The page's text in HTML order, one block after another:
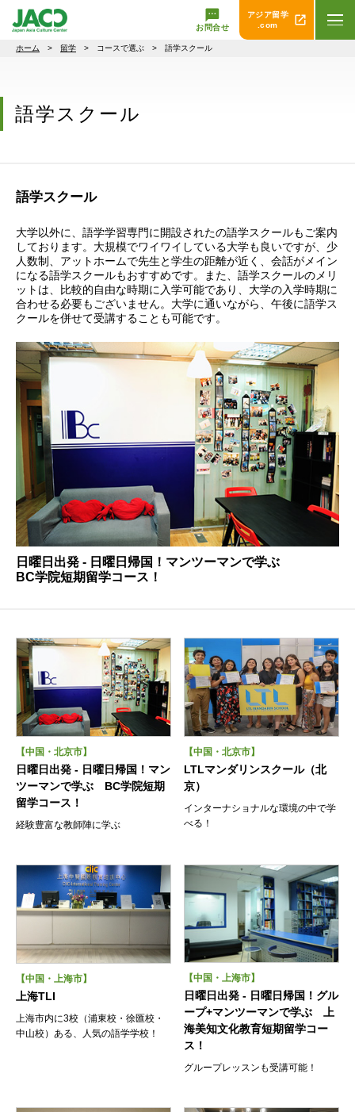
留学について 台湾について お申込みの流
ニュース
会社概要 IR情報 採用情報 サービ
050-3385-3602
お問合せ
アジア留学
.com
ホーム > 留学 > コースで選ぶ > 語学スクール
語学スクール
語学スクール
大学以外に、語学学習専門に開設されたの語学スクールもご案内
しております。大規模でワイワイしている大学も良いですが、少
人数制、アットホームで先生と学生の距離が近く、会話がメイン
になる語学スクールもおすすめです。また、語学スクールのメリ
ットは、比較的自由な時期に入学可能であり、大学の入学時期に
合わせる必要もございません。大学に通いながら、午後に語学ス
クールを併せて受講することも可能です。
日曜日出発 - 日曜日帰国！マンツーマンで学ぶ
BC学院短期留学コース！
【中国・北京市】
日曜日出発 - 日曜日帰国！マン
ツーマンで学ぶ BC学院短期
留学コース！
経験豊富な教師陣に学ぶ
【中国・北京市】
LTLマンダリンスクール（北
京）
インターナショナルな環境の中で学
べる！
【中国・上海市】
上海TLI
上海市内に3校（浦東校・徐匯校・
中山校）ある、人気の語学学校！
【中国・上海市】
日曜日出発 - 日曜日帰国！グル
ープ+マンツーマンで学ぶ 上
海美知文化教育短期留学コー
ス！
グループレッスンも受講可能！